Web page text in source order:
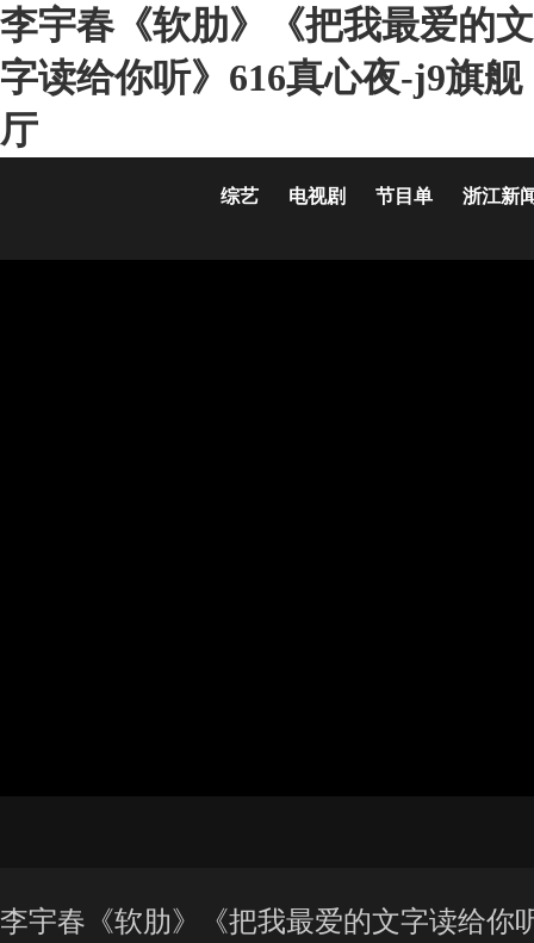
李宇春《软肋》《把我最爱的文
字读给你听》616真心夜-j9旗舰
厅
综艺 电视剧 节目单 浙江新
李宇春《软肋》《把我最爱的文字读给你